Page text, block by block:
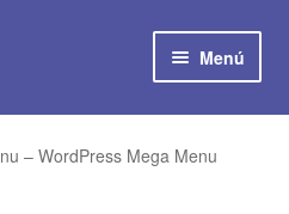
Menú
– WordPress Mega Menu